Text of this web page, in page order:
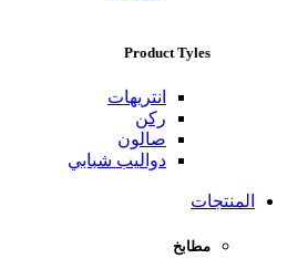
Product Tyles
انتريهات
ركن
صالون
دواليب شبابي
المنتجات
مطابخ